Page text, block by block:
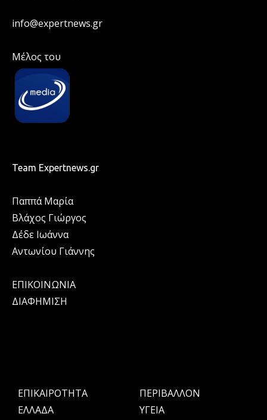
info@expertnews.gr
Μέλος του
Team Expertnews.gr
Παππά Μαρία
Βλάχος Γιώργος
Δέδε Ιωάννα
Αντωνίου Γιάννης
ΕΠΙΚΟΙΝΩΝΙΑ
ΔΙΑΦΗΜΙΣΗ
ΕΠΙΚΑΙΡΟΤΗΤΑ
ΕΛΛΑΔΑ
ΠΕΡΙΒΑΛΛΟΝ
ΥΓΕΙΑ